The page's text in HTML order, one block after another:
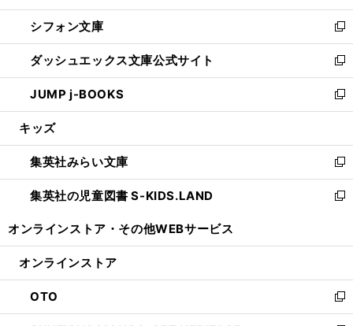
開
く
ウ
で
開
く
ウ
ィ
ン
ド
ウ
で
開
し
い
ウ
ィ
ン
ド
ウ
開
く
シフォン文庫
新
し
い
ウ
ィ
ン
ウ
で
開
く
ダッシュエックス文庫公式サイト
新
し
い
ウ
ン
ド
ウ
で
JUMP j-BOOKS
新
し
ウ
ィ
ン
ド
開
キッズ
集英社みらい文庫
新
し
い
ン
ウ
で
開
集英社の児童図書 S-KIDS.LAND
新
ウ
ン
ド
ウ
オンラインストア・ その他WEBサービス
オンラインストア
OTO
新
し